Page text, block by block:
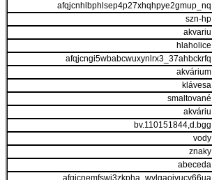
afqjcnhlbphlsep4p27xhqhpye2gmup_nq
szn-hp
akvariu
hlaholice
afqjcngi5wbabcwuxynlrx3_37ahbckrfq
akvárium
klávesa
smaltované
akváriu
bv.110151844,d.bgg
vody
znaky
abeceda
afqjcnemfswj3zkpha_wvlgaoiyucv66ua